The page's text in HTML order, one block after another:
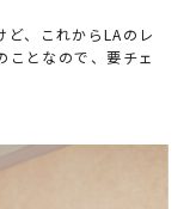
、これからLAのレ
ことなので、要チェ